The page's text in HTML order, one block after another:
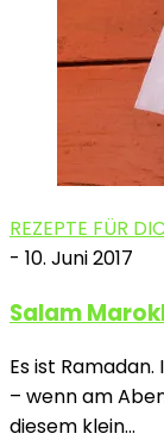
REZEPTE FÜR
- 10. Juni 2017
Salam
Es ist
– wenn am
diesem klein…